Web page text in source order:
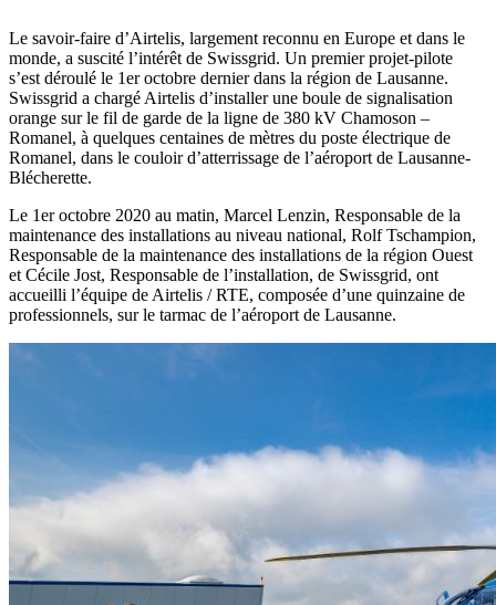
Le savoir-faire d’Airtelis, largement reconnu en Europe et dans le
monde, a suscité l’intérêt de Swissgrid. Un premier projet-pilote
s’est déroulé le 1er octobre dernier dans la région de Lausanne.
Swissgrid a chargé Airtelis d’installer une boule de signalisation
orange sur le fil de garde de la ligne de 380 kV Chamoson –
Romanel, à quelques centaines de mètres du poste électrique de
Romanel, dans le couloir d’atterrissage de l’aéroport de Lausanne-
Blécherette.
Le 1er octobre 2020 au matin, Marcel Lenzin, Responsable de la
maintenance des installations au niveau national, Rolf Tschampion,
Responsable de la maintenance des installations de la région Ouest
et Cécile Jost, Responsable de l’installation, de Swissgrid, ont
accueilli l’équipe de Airtelis / RTE, composée d’une quinzaine de
professionnels, sur le tarmac de l’aéroport de Lausanne.